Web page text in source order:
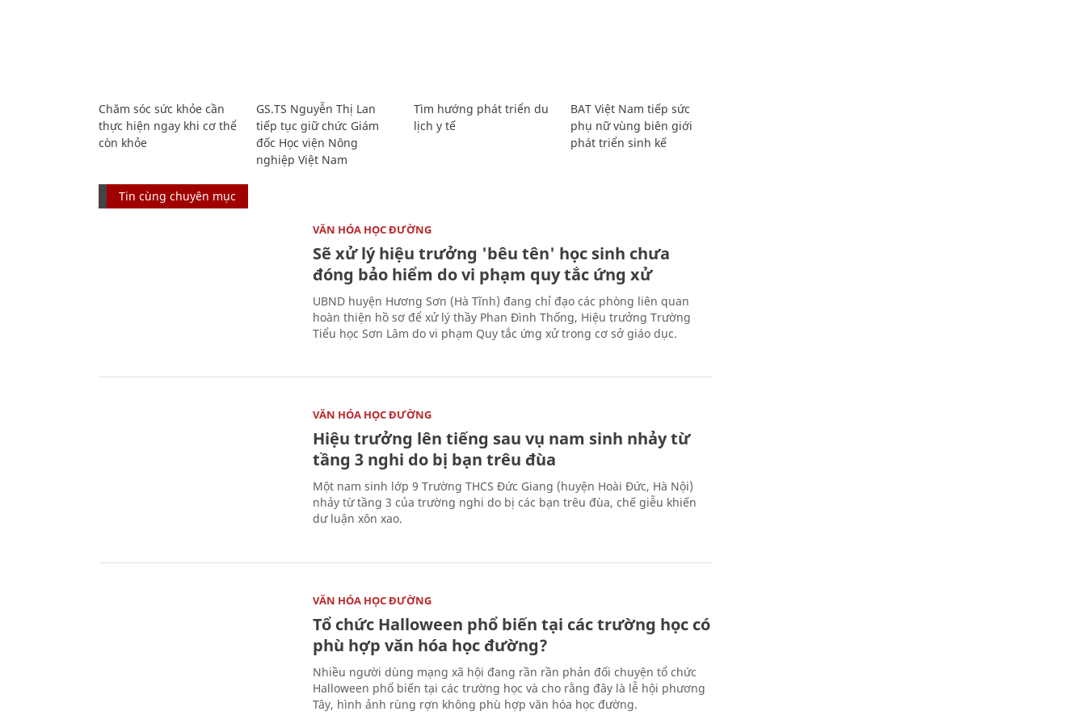
Chăm sóc sức khỏe cần
thực hiện ngay khi cơ thể
còn khỏe
GS.TS Nguyễn Thị Lan
tiếp tục giữ chức Giám
đốc Học viện Nông
nghiệp Việt Nam
Tìm hướng phát triển du
lịch y tế
BAT Việt Nam tiếp sức
phụ nữ vùng biên giới
phát triển sinh kế
Tin cùng chuyên mục
VĂN HÓA HỌC ĐƯỜNG
Sẽ xử lý hiệu trưởng 'bêu tên' học sinh chưa
đóng bảo hiểm do vi phạm quy tắc ứng xử
UBND huyện Hương Sơn (Hà Tĩnh) đang chỉ đạo các phòng liên quan
hoàn thiện hồ sơ để xử lý thầy Phan Đình Thống, Hiệu trưởng Trường
Tiểu học Sơn Lâm do vi phạm Quy tắc ứng xử trong cơ sở giáo dục.
VĂN HÓA HỌC ĐƯỜNG
Hiệu trưởng lên tiếng sau vụ nam sinh nhảy từ
tầng 3 nghi do bị bạn trêu đùa
Một nam sinh lớp 9 Trường THCS Đức Giang (huyện Hoài Đức, Hà Nội)
nhảy từ tầng 3 của trường nghi do bị các bạn trêu đùa, chế giễu khiến
dư luận xôn xao.
VĂN HÓA HỌC ĐƯỜNG
Tổ chức Halloween phổ biến tại các trường học có
phù hợp văn hóa học đường?
Nhiều người dùng mạng xã hội đang rần rần phản đối chuyện tổ chức
Halloween phổ biến tại các trường học và cho rằng đây là lễ hội phương
Tây, hình ảnh rùng rợn không phù hợp văn hóa học đường.